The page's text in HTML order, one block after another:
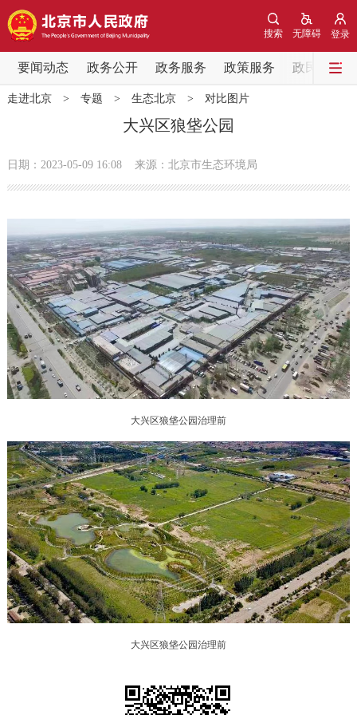
登录
无障碍
搜索
要闻动态 政务公开 政务服务 政策服务 政民互动
要闻动态
党中央精神 国务院信息
政务公开
市领导 机构职能 政策服务
政策兑现 政策解读 回应关切
决策公开 专题公开
个人服务 法人服务 部门服务
便民服务 利企服务 投资项目
中介服务 阳光政务
政民互动
走进北京> 专题 > 生态北京> 对比图片
大兴区狼垡公园
日期：2023-05-09 16:08 来源：北京市生态环境局
大兴区狼垡公园治理前
大兴区狼垡公园治理前